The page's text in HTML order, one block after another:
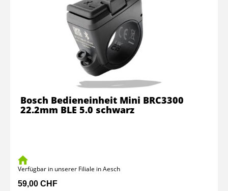
Verfügbar in unserer Filiale in Aesch
59,00 CHF
Bosch Bedieneinheit Mini BRC3300
22.2mm BLE 5.0 schwarz